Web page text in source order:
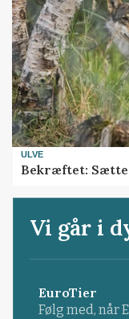
ULVE
Bekræftet:
Vi går i
EuroTier
Følg med, når